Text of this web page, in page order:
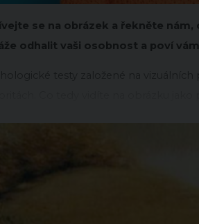
se na obrázek a řekněte
odhalit vaši osobnost a poví